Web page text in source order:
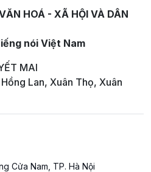
HOÁ - XÃ HỘI VÀ DÂN
nói Việt Nam
MAI
Lan, Xuân Thọ, Xuân
Cửa Nam, TP. Hà Nội